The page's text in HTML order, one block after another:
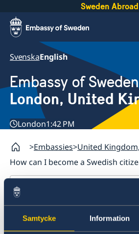
Samtycke Information
Sweden Abroad
SvenskaEnglish
Embassy of Sweden
London, United
London1:42 PM
Embassies United
How can I become a Swedish
United Kingdom, London
Contact / Opening hours
About us
How can I become